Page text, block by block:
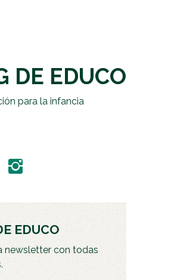
DE EDUCO
para la infancia
EDUCO
newsletter con todas